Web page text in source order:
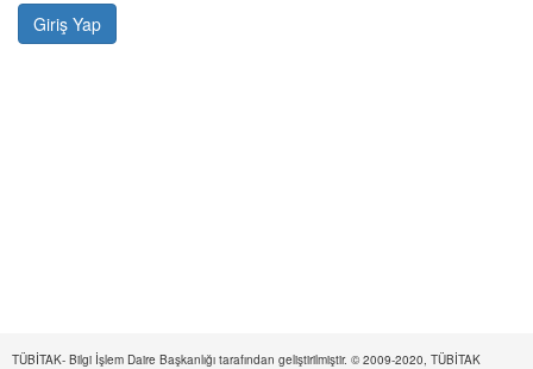
TÜBİTAK- Bilgi İşlem Daire Başkanlığı tarafından geliştirilmiştir. © 2009-2020, TÜBİTAK